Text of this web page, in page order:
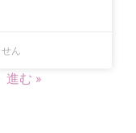
ん
進む »